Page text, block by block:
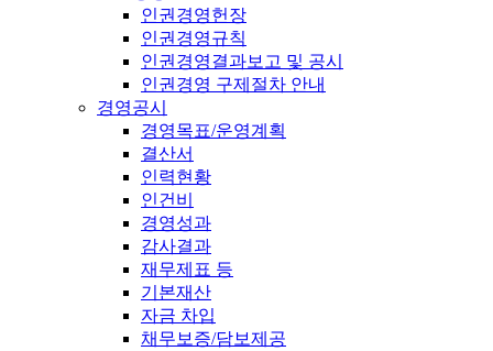
인권경영헌장
인권경영규칙
인권경영결과보고 및 공시
인권경영 구제절차 안내
경영공시
경영목표/운영계획
결산서
인력현황
인건비
경영성과
감사결과
재무제표 등
기본재산
자금 차입
채무보증/담보제공